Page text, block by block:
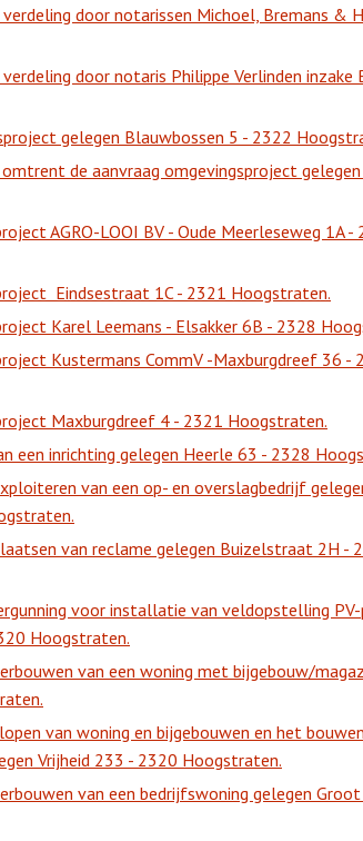
door notarissen Michoel, Bremans &
door notaris Philippe Verlinden inzake
gelegen Blauwbossen 5 - 2322
de aanvraag omgevingsproject
AGRO-LOOI BV - Oude Meerleseweg 1A -
Eindsestraat 1C - 2321 Hoogstraten.
Karel Leemans - Elsakker 6B - 2328
Kustermans CommV -Maxburgdreef 36 -
Maxburgdreef 4 - 2321 Hoogstraten.
een inrichting gelegen Heerle 63 - 2328
van een op- en overslagbedrijf
van reclame gelegen Buizelstraat 2H -
voor installatie van veldopstelling
Hoogstraten.
van een woning met bijgebouw/
van woning en bijgebouwen en het
Vrijheid 233 - 2320 Hoogstraten.
van een bedrijfswoning gelegen